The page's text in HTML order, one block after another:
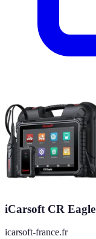
iCarsoft CR Eagle
icarsoft-france.fr